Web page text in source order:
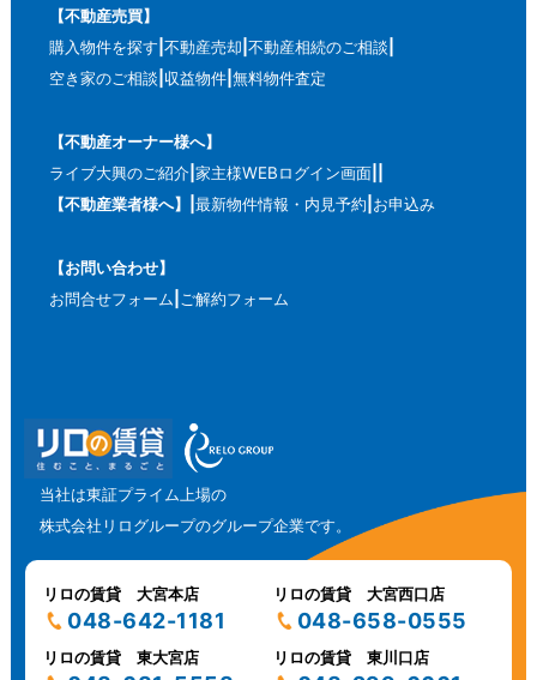
【不動産売買】
購入物件を探す 不動産売却 不動産相続のご相談
空き家のご相談 収益物件 無料物件査定
【不動産オーナー様へ】
ライブ大興のご紹介 家主様WEBログイン画面
【不動産業者様へ】
最新物件情報・内見予約 お申込み
【お問い合わせ】
お問合せフォーム ご解約フォーム
当社は東証プライム上場の
株式会社リログループのグループ企業です。
リロの賃貸 大宮本店
048-642-1181
リロの賃貸 大宮西口店
048-658-0555
リロの賃貸 東大宮店 リロの賃貸 東川口店